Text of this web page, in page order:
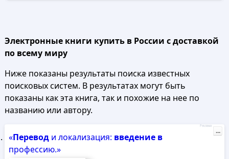
Электронные книги купить в России с доставкой
по всему миру
Ниже показаны результаты поиска известных
поисковых систем. В результатах могут быть
показаны как эта книга, так и похожие на нее по
названию или автору.
«Переводи локализация: введение в
профессию.»
Реклама
...